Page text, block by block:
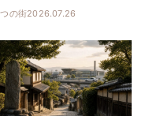
2026.07.26
の街